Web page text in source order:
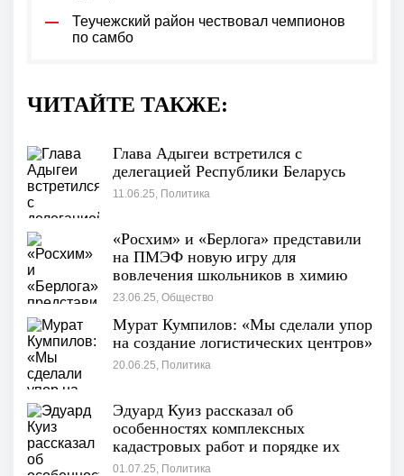
Теучежский район чествовал чемпионов
по самбо
ЧИТАЙТЕ ТАКЖЕ:
Глава Адыгеи встретился с
делегацией Республики Беларусь
11.06.25, Политика
«Росхим» и «Берлога» представили
на ПМЭФ новую игру для
вовлечения школьников в химию
23.06.25, Общество
Мурат Кумпилов: «Мы сделали упор
на создание логистических центров»
20.06.25, Политика
Эдуард Куиз рассказал об
особенностях комплексных
кадастровых работ и порядке их
проведения
01.07.25, Политика